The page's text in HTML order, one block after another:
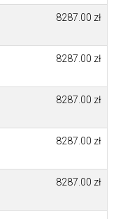
8287.00 zł
8287.00 zł
8287.00 zł
8287.00 zł
8287.00 zł